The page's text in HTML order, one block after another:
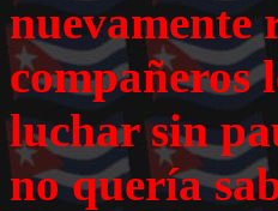
nuevamente
compañeros
luchar sin
no quería